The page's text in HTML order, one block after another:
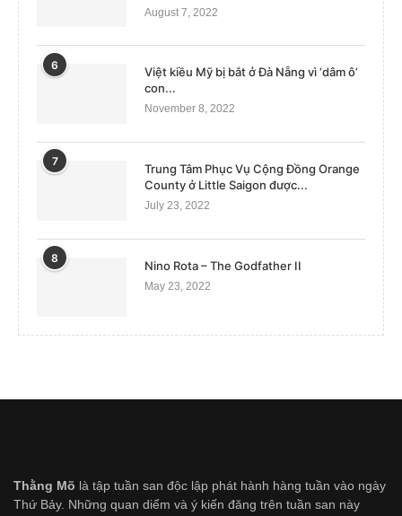
August 7, 2022
6
Việt kiều Mỹ bị bắt ở Đà Nẵng vì ‘dâm ô’
con...
November 8, 2022
7
Trung Tâm Phục Vụ Cộng Đồng Orange
County ở Little Saigon được...
July 23, 2022
8
Nino Rota – The Godfather II
May 23, 2022
Thằng Mõ là tập tuần san độc lập phát hành hàng tuần vào ngày
Thứ Bảy. Những quan diểm và ý kiến đăng trên tuần san này